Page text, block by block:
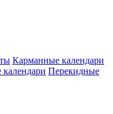
Карманные календари
Перекидные